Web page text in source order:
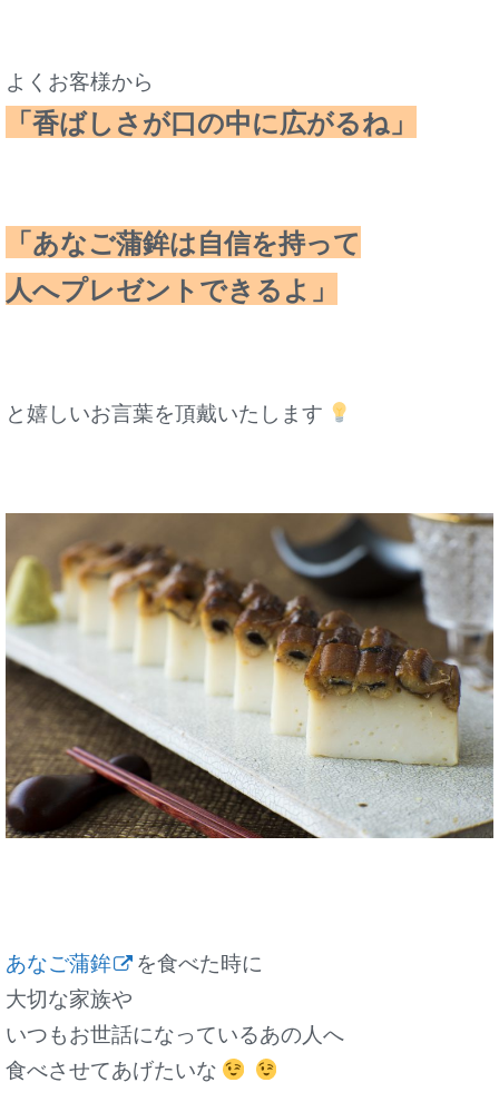
よくお客様から
「香ばしさが口の中に広がるね」
「あなご蒲鉾は自信を持って
人へプレゼントできるよ」
と嬉しいお言葉を頂戴いたします
あなご蒲鉾
を食べた時に
大切な家族や
いつもお世話になっているあの人へ
食べさせてあげたいな